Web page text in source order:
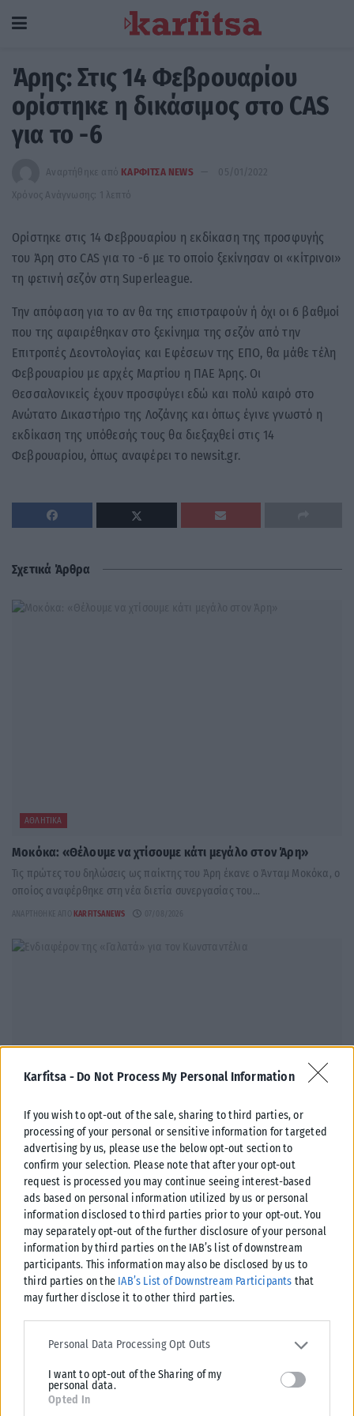
Karfitsa - Do Not Process My Personal Information
If you wish to opt-out of the sale, sharing to third parties, or
processing of your personal or sensitive information for targeted
advertising by us, please use the below opt-out section to
confirm your selection. Please note that after your opt-out
request is processed you may continue seeing interest-based
ads based on personal information utilized by us or personal
information disclosed to third parties prior to your opt-out. You
may separately opt-out of the further disclosure of your personal
information by third parties on the IAB’s list of downstream
participants. This information may also be disclosed by us to
third parties on the IAB’s List of Downstream Participants that
may further disclose it to other third parties.
Please note that this website/app uses one or more Google
services and may gather and store information including but not
deny consent to Google and its third-party tags to use your data
for below specified purposes in below Google consent section.
Personal Data Processing Opt Outs
I want to opt-out of the Sharing of my
personal data.
Opted In
Άρης: Στις 14 Φεβρουαρίου
ορίστηκε η δικάσιμος στο CAS
για το -6
Αναρτήθηκε από ΚΑΡΦΙΤΣΑ NEWS
05/01/2022
Χρόνος Ανάγνωσης: 1 λεπτό
Ορίστηκε στις 14 Φεβρουαρίου η εκδίκαση της προσφυγής
του Άρη στο CAS για το -6 με το οποίο ξεκίνησαν οι «κίτρινοι»
τη φετινή σεζόν στη Superleague.
Την απόφαση για το αν θα της επιστραφούν ή όχι οι 6 βαθμοί
που της αφαιρέθηκαν στο ξεκίνημα της σεζόν από την
Επιτροπές Δεοντολογίας και Εφέσεων της ΕΠΟ, θα μάθε τέλη
Φεβρουαρίου με αρχές Μαρτίου η ΠΑΕ Άρης. Οι
Θεσσαλονικείς έχουν προσφύγει εδώ και πολύ καιρό στο
Ανώτατο Δικαστήριο της Λοζάνης και όπως έγινε γνωστό η
εκδίκαση της υπόθεσής τους θα διεξαχθεί στις 14
Φεβρουαρίου, όπως αναφέρει το newsit.gr.
Σχετικά Άρθρα
ΑΘΛΗΤΙΚΆ
Μοκόκα: «Θέλουμε να χτίσουμε κάτι μεγάλο στον Άρη»
Τις πρώτες του δηλώσεις ως παίκτης του Άρη έκανε ο Άνταμ Μοκόκα, ο
οποίος αναφέρθηκε στη νέα διετία συνεργασίας του...
ΑΝΑΡΤΉΘΗΚΕ ΑΠΌ KARFITSANEWS
ΑΘΛΗΤΙΚΆ
Ενδιαφέρον της «Γαλατά» για τον Κωνσταντέλια
Πρόταση για τον δανεισμό του Γιάννη Κωνσταντέλια με οψιόν αγοράς
φέρεται να κατέθεσε η Γαλατάσαραϊ στον ΠΑΟΚ, σύμφωνα με
τουρκικά...
ΑΝΑΡΤΉΘΗΚΕ ΑΠΌKARFITSANEWS 07/08/2026